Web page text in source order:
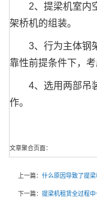
2、提梁机室内空
架桥机的组装。
3、行为主体钢架
靠性前提条件下，考
4、选用两部吊装
作。
文章聚合页面：
上一篇： 什么原因导致了提
下一篇： 提梁机租赁全过程